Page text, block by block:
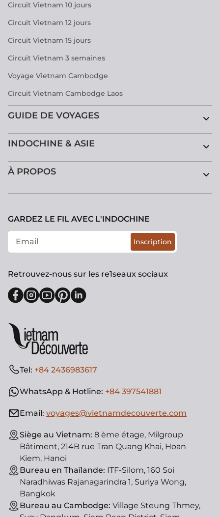
Circuit Vietnam 10 jours
Circuit Vietnam 12 jours
Circuit Vietnam 15 jours
Circuit Vietnam 3 semaines
Voyage Vietnam Cambodge
Circuit Vietnam Cambodge Laos
GUIDE DE VOYAGES
INDOCHINE & ASIE
À PROPOS
Tel: +84 2436983617
WhatsApp & Hotline: +84 397541881
Email: voyages@vietnamdecouverte.com
Siège au Vietnam: 8 ème étage, Milgroup
Bâtiment, 214B rue Tran Quang Khai, Hoan
Kiem, Hanoi
Bureau en Thaïlande: ITF-Silom, 160 Soi
Naradhiwas Rajanagarindra 1, Suriya Wong,
Bangkok
Bureau au Cambodge: Village Steung Thmey,
GARDEZ LE FIL AVEC L'INDOCHINE
Inscription
Retrouvez-nous sur les re1seaux sociaux